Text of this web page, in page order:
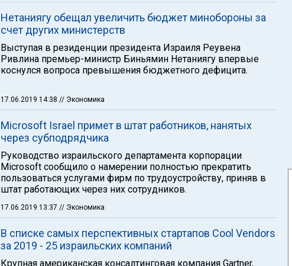
Нетаниягу обещал увеличить бюджет минобороны за
счет других министерств
Выступая в резиденции президента Израиля Реувена
Ривлина премьер-министр Биньямин Нетаниягу впервые
коснулся вопроса превышения бюджетного дефицита.
17.06.2019 14:38 // Экономика
Microsoft Israel примет в штат работников, нанятых
через субподрядчика
Руководство израильского департамента корпорации
Microsoft сообщило о намерении полностью прекратить
пользоваться услугами фирм по трудоустройству, приняв в
штат работающих через них сотрудников.
17.06.2019 13:37 // Экономика
В списке самых перспективных стартапов Cool Vendors
за 2019 - 25 израильских компаний
Крупная американская консалтинговая компания Gartner,